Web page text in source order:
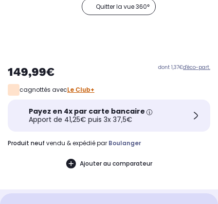
Quitter la vue 360°
149,99€ dont 1,37€d'éco-part.
cagnottés avecLe Club+
Payez en 4x par carte bancaire
Apport de 41,25€ puis 3x 37,5€
produit neuf vendu & expédié par Boulanger
Ajouter au comparateur